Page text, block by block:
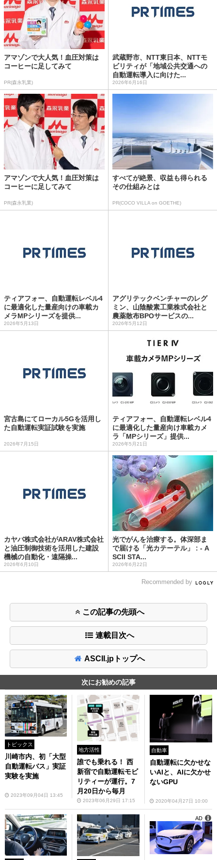
アマゾンで大人気！血圧対策は
コーヒーに足してみて
PR(森永乳業)
武蔵野市、NTT東日本、NTTモ
ビリティが「地域公共交通への
自動運転導入に向けた...
2026年6月16日
アマゾンで大人気！血圧対策は
コーヒーに足してみて
PR(森永乳業)
すべてが絶景、収益も得られる
その仕組みとは
PR(COCO VILLA on GOETHE)
ティアフォー、自動運転レベル4
に最適化した量産向けの車載カ
メラMPシリーズを提供...
2026年5月13日
アグリテックベンチャーのレグ
ミン、山陰酸素工業株式会社と
農薬散布BPOサービスの...
2026年5月12日
宮古島にてローカル5Gを活用し
た自動運転実証試験を実施
2026年7月15日
ティアフォー、自動運転レベル4
に最適化した量産向け車載カメ
ラ「MPシリーズ」提供...
2026年5月21日
カヤバ株式会社がARAV株式会社
と油圧制御技術を活用した建設
機械の自動化・遠隔操...
2026年6月10日
光でがんを治療する。体深部ま
で届ける「光カテーテル」 : - A
SCII STA...
2026年6月22日
Recommended by
この記事の先頭へ
連載目次へ
ASCII.jpトップへ
次にお勧めの記事
トピックス
川崎市内、初「大型
自動運転バス」実証
実験を実施
2023年09月04日 13:45
地方活性
誰でも乗れる！ 西
新宿で自動運転モビ
リティーが運行。7
月20日から毎月
2023年06月29日 17:15
自動車
自動運転に欠かせな
いAIと、AIに欠かせ
ないGPU
2020年04月27日 10:00
AD